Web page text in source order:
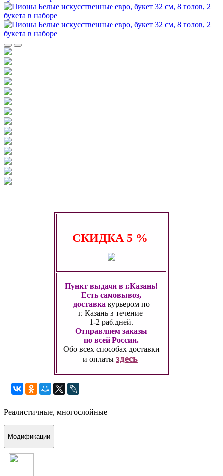
СКИДКА 5 %
Пункт выдачи в г.Казань!
Есть самовывоз,
доставка курьером по
г. Казань в течение
1-2 раб.дней.
Отправляем заказы
по всей России.
Обо всех способах доставки
и оплатыздесь
Реалистичные, многослойные
Модификации